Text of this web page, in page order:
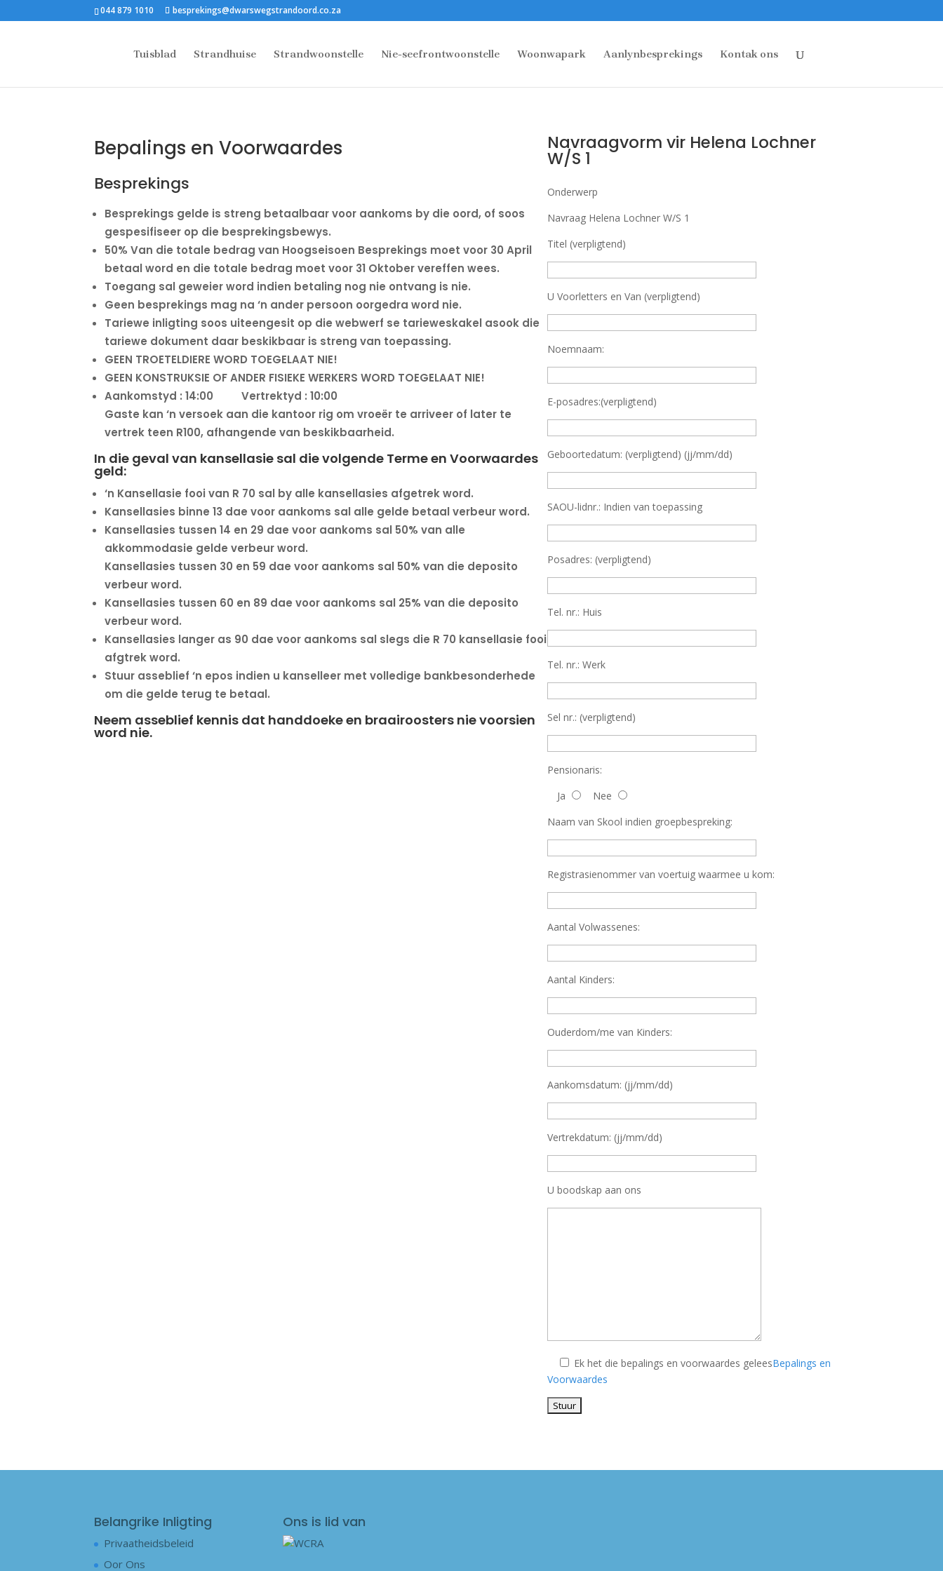
044 879 1010 besprekings@dwarswegstrandoord.co.za
Tuisblad Strandhuise Strandwoonstelle Nie-seefrontwoonstelle Woonwapark Aanlynbesprekings Kontak ons
Bepalings en Voorwaardes
Besprekings
Besprekings gelde is streng betaalbaar voor aankoms by die oord, of soos
gespesifiseer op die besprekingsbewys.
50% Van die totale bedrag van Hoogseisoen Besprekings moet voor 30 April
betaal word en die totale bedrag moet voor 31 Oktober vereffen wees.
Toegang sal geweier word indien betaling nog nie ontvang is nie.
Geen besprekings mag na ‘n ander persoon oorgedra word nie.
Tariewe inligting soos uiteengesit op die webwerf se tarieweskakel asook die
tariewe dokument daar beskikbaar is streng van toepassing.
GEEN TROETELDIERE WORD TOEGELAAT NIE!
GEEN KONSTRUKSIE OF ANDER FISIEKE WERKERS WORD TOEGELAAT NIE!
Aankomstyd : 14:00 Vertrektyd : 10:00
Gaste kan ‘n versoek aan die kantoor rig om vroeër te arriveer of later te
vertrek teen R100, afhangende van beskikbaarheid.
In die geval van kansellasie sal die volgende Terme en Voorwaardes
geld:
‘n Kansellasie fooi van R 70 sal by alle kansellasies afgetrek word.
Kansellasies binne 13 dae voor aankoms sal alle gelde betaal verbeur word.
Kansellasies tussen 14 en 29 dae voor aankoms sal 50% van alle
akkommodasie gelde verbeur word.
Kansellasies tussen 30 en 59 dae voor aankoms sal 50% van die deposito
verbeur word.
Kansellasies tussen 60 en 89 dae voor aankoms sal 25% van die deposito
verbeur word.
Kansellasies langer as 90 dae voor aankoms sal slegs die R 70 kansellasie fooi
afgtrek word.
Stuur asseblief ‘n epos indien u kanselleer met volledige bankbesonderhede
om die gelde terug te betaal.
Neem asseblief kennis dat handdoeke en braairoosters nie voorsien
word nie.
Navraagvorm vir Helena Lochner
W/S 1​
Onderwerp
Navraag Helena Lochner W/S 1
Titel (verpligtend)
U Voorletters en Van (verpligtend)
Noemnaam:
E-posadres:(verpligtend)
Geboortedatum: (verpligtend) (jj/mm/dd)
SAOU-lidnr.: Indien van toepassing
Posadres: (verpligtend)
Tel. nr.: Huis
Tel. nr.: Werk
Sel nr.: (verpligtend)
Pensionaris:
Ja
Nee
Naam van Skool indien groepbespreking:
Registrasienommer van voertuig waarmee u kom:
Aantal Volwassenes:
Aantal Kinders:
Ouderdom/me van Kinders:
Aankomsdatum: (jj/mm/dd)
Vertrekdatum: (jj/mm/dd)
U boodskap aan ons
Ek het die bepalings en voorwaardes geleesBepalings en
Voorwaardes
Belangrike Inligting
Privaatheidsbeleid
Oor Ons
Ons is lid van